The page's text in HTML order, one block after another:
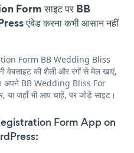
Form साइट पर BB
एंबेड करना कभी आसान नहीं
Form BB Wedding Bliss
वेबसाइट की शैली और रंगों से मेल खाएं,
BB Wedding Bliss For
या जहाँ भी आप चाहें, पर जोड़ें साइट।
Form App on